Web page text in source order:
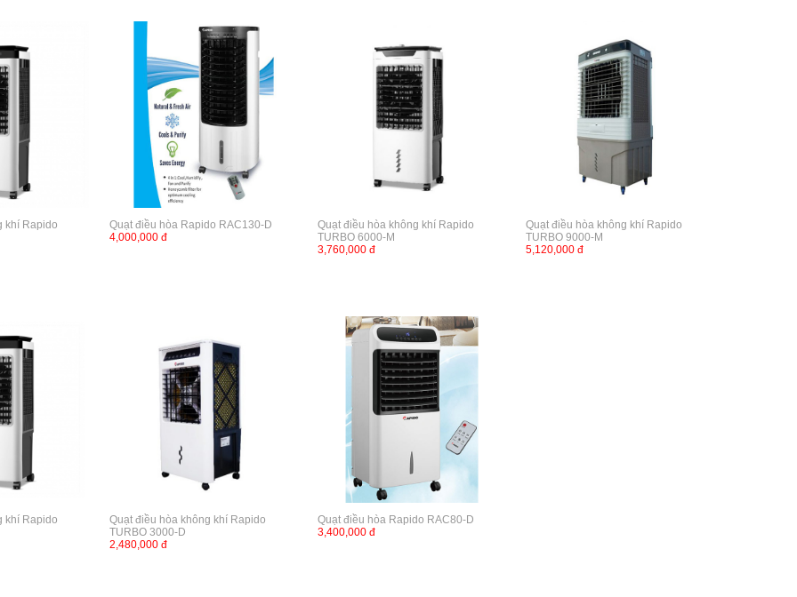
khí Rapido
Quạt điều hòa Rapido RAC130-D
4,000,000 đ
Quạt điều hòa không khí Rapido
TURBO 6000-M
3,760,000 đ
Quạt điều hòa không khí Rapido
TURBO 9000-M
5,120,000 đ
khí Rapido
Quạt điều hòa không khí Rapido
TURBO 3000-D
2,480,000 đ
Quạt điều hòa Rapido RAC80-D
3,400,000 đ